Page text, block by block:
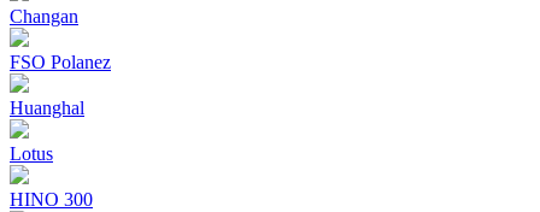
Changan
FSO Polanez
Huanghal
Lotus
HINO 300